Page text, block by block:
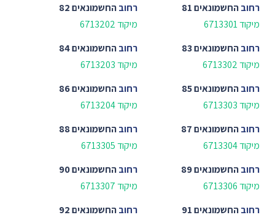
רחובהחשמונאים 81
מיקוד 6713301
רחובהחשמונאים 82
מיקוד 6713202
רחובהחשמונאים 83
מיקוד 6713302
רחובהחשמונאים 84
מיקוד 6713203
רחובהחשמונאים 85
מיקוד 6713303
רחובהחשמונאים 86
מיקוד 6713204
רחובהחשמונאים 87
מיקוד 6713304
רחובהחשמונאים 88
מיקוד 6713305
רחובהחשמונאים 89
מיקוד 6713306
רחובהחשמונאים 90
מיקוד 6713307
רחובהחשמונאים 91
רחובהחשמונאים 92